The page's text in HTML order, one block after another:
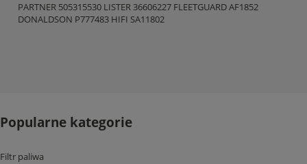
PARTNER 505315530 LISTER 36606227 FLEETGUARD AF1852
DONALDSON P777483 HIFI SA11802
Popularne kategorie
Filtr paliwa